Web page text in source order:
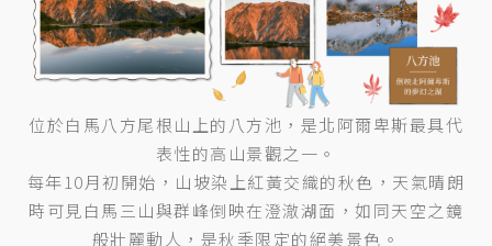
位於白馬八方尾根山上的八方池，是北阿爾卑斯最具代
表性的高山景觀之一。
每年10月初開始，山坡染上紅黃交織的秋色，天氣晴朗
時可見白馬三山與群峰倒映在澄澈湖面，如同天空之鏡
般壯麗動人，是秋季限定的絕美景色。